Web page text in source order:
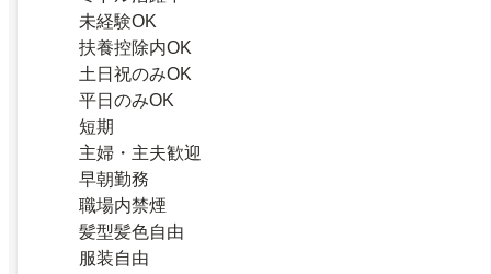
未経験OK
扶養控除内OK
土日祝のみOK
平日のみOK
短期
主婦・主夫歓迎
早朝勤務
職場内禁煙
髪型髪色自由
服装自由